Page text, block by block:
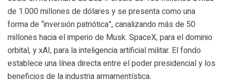
de 1.000 millones de dólares y se presenta como una
forma de “inversión patriótica”, canalizando más de 50
millones hacia el imperio de Musk: SpaceX, para el dominio
orbital, y xAI, para la inteligencia artificial militar. El fondo
establece una línea directa entre el poder presidencial y los
beneficios de la industria armamentística.